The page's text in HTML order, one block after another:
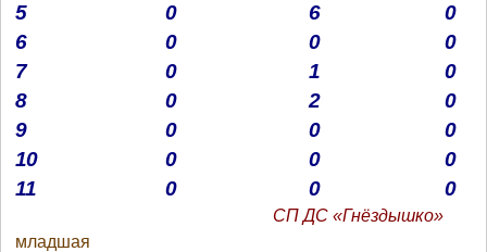
5
0 6
0
6
0 0
0
7
0 1
0
8
0 2
0
9
0 0
0
10
0 0
0
11
0 0 0
СП ДС «Гнёздышко»
младшая